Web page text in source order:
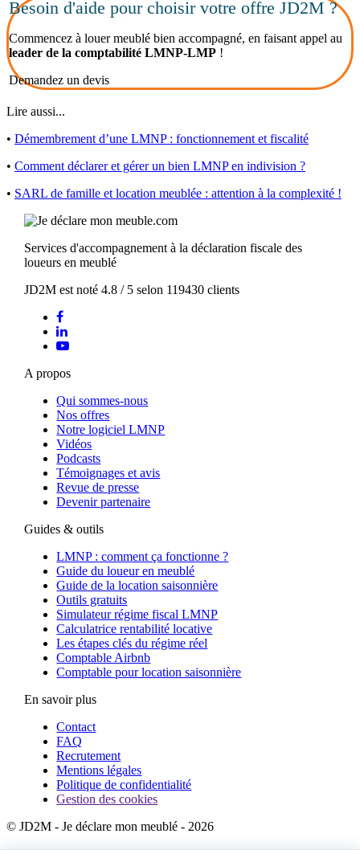
Besoin d'aide pour choisir votre offre JD2M ?
Commencez à louer meublé bien accompagné, en faisant appel au
leader de la comptabilité LMNP-LMP !
Demandez un devis
Lire aussi...
• Démembrement d’une LMNP : fonctionnement et fiscalité
• Comment déclarer et gérer un bien LMNP en indivision ?
• SARL de famille et location meublée : attention à la complexité !
Services d'accompagnement à la déclaration fiscale des
loueurs en meublé
JD2M est noté4.8 / 5 selon 119430 clients
A propos
Qui sommes-nous
Nos offres
Notre logiciel LMNP
Vidéos
Podcasts
Témoignages et avis
Revue de presse
Devenir partenaire
Guides & outils
LMNP : comment ça fonctionne ?
Guide du loueur en meublé
Guide de la location saisonnière
Outils gratuits
Simulateur régime fiscal LMNP
Calculatrice rentabilité locative
Les étapes clés du régime réel
Comptable Airbnb
Comptable pour location saisonnière
En savoir plus
Contact
FAQ
Recrutement
Mentions légales
Politique de confidentialité
Gestion des cookies
© JD2M - Je déclare mon meublé - 2026